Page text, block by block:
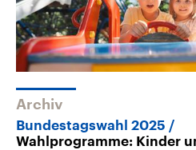
Archiv
Bundestagswahl 2025
Wahlprogramme: Kinder